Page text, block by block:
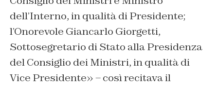
dell’Interno, in qualità di Presidente;
l’Onorevole Giancarlo Giorgetti,
Sottosegretario di Stato alla Presidenza
del Consiglio dei Ministri, in qualità di
Vice Presidente» – così recitava il